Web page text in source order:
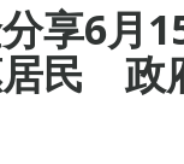
享6月
民 政